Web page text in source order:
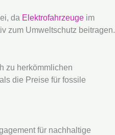
da Elektrofahrzeuge im
zum Umweltschutz beitragen.
zu herkömmlichen
die Preise für fossile
für nachhaltige